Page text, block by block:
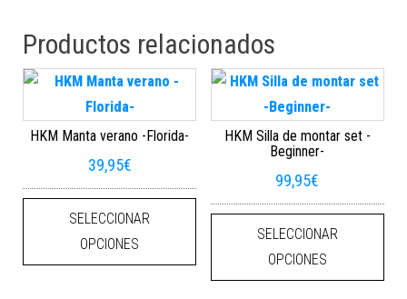
Productos relacionados
HKM Manta verano -Florida-
39,95€
SELECCIONAR
OPCIONES
Este producto tiene múltiples
HKM Silla de montar set -
Beginner-
99,95€
SELECCIONAR
OPCIONES